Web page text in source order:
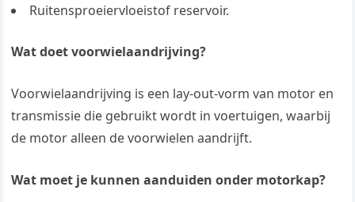
Ruitensproeiervloeistof reservoir.
Wat doet voorwielaandrijving?
Voorwielaandrijving is een lay-out-vorm van motor en
transmissie die gebruikt wordt in voertuigen, waarbij
de motor alleen de voorwielen aandrijft.
Wat moet je kunnen aanduiden onder motorkap?